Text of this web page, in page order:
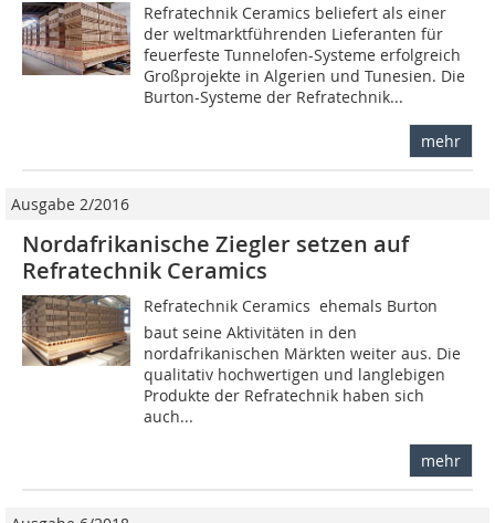
Refratechnik Ceramics beliefert als einer
der weltmarktführenden Lieferanten für
feuerfeste Tunnelofen-Systeme erfolgreich
Großprojekte in Algerien und Tunesien. Die
Burton-Systeme der Refratechnik...
mehr
Ausgabe 2/2016
Nordafrikanische Ziegler setzen auf
Refratechnik Ceramics
Refratechnik Ceramics  ehemals Burton 
baut seine Aktivitäten in den
nordafrikanischen Märkten weiter aus. Die
qualitativ hochwertigen und langlebigen
Produkte der Refratechnik haben sich
auch...
mehr